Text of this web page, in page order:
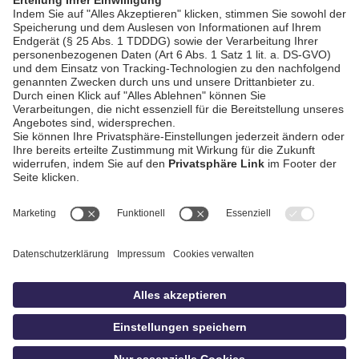
AGB / Gewinnspiele
Datenschutz
Impressum
idowa
Privatsphäre